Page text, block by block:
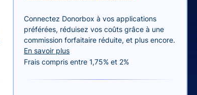
Connectez Donorbox à vos applications
préférées, réduisez vos coûts grâce à une
commission forfaitaire réduite, et plus encore.
En savoir plus
Frais compris entre 1,75% et 2%